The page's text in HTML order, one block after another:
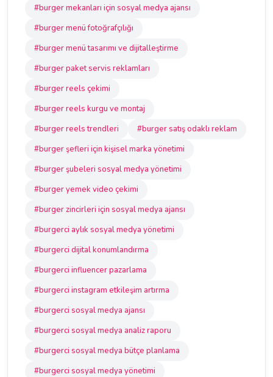
#burger mekanları için sosyal medya ajansı
#burger menü fotoğrafçılığı
#burger menü tasarımı ve dijitalleştirme
#burger paket servis reklamları
#burger reels çekimi
#burger reels kurgu ve montaj
#burger reels trendleri
#burger satış odaklı reklam
#burger şefleri için kişisel marka yönetimi
#burger şubeleri sosyal medya yönetimi
#burger yemek video çekimi
#burger zincirleri için sosyal medya ajansı
#burgerci aylık sosyal medya yönetimi
#burgerci dijital konumlandırma
#burgerci influencer pazarlama
#burgerci instagram etkileşim artırma
#burgerci sosyal medya ajansı
#burgerci sosyal medya analiz raporu
#burgerci sosyal medya bütçe planlama
#burgerci sosyal medya yönetimi